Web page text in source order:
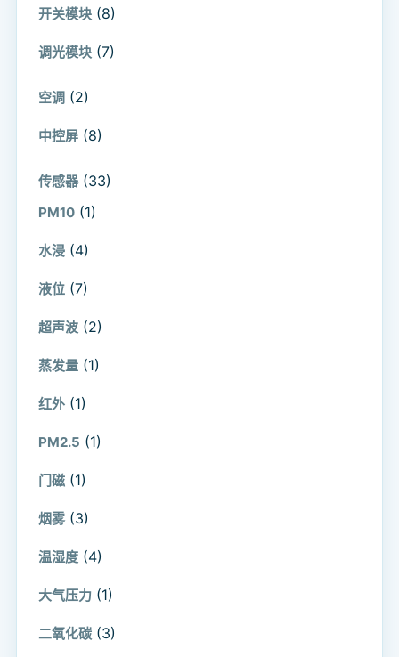
开关模块 (8)
调光模块 (7)
空调 (2)
中控屏 (8)
传感器 (33)
PM10 (1)
水浸 (4)
液位 (7)
超声波 (2)
蒸发量 (1)
红外 (1)
PM2.5 (1)
门磁 (1)
烟雾 (3)
温湿度 (4)
大气压力 (1)
二氧化碳 (3)